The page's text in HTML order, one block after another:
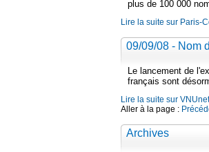
plus de 100 000
Lire la suite sur Paris-
09/09/08 - Nom
Le lancement de
français sont
Lire la suite sur VNUnet
Aller à la page :
Archives